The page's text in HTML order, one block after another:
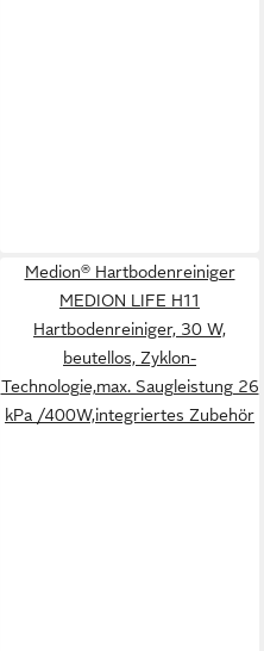
Medion® Hartbodenreiniger
MEDION LIFE H11
Hartbodenreiniger, 30 W,
beutellos, Zyklon-
Technologie,max. Saugleistung 26
kPa /400W,integriertes Zubehör